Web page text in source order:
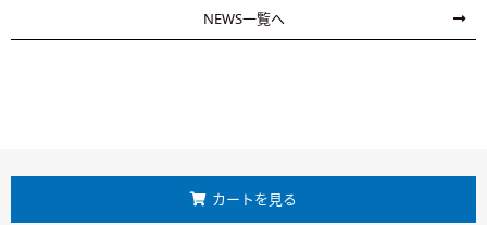
NEWS一覧へ
カートを見る